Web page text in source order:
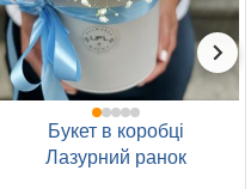
Букет в коробці
Лазурний ранок